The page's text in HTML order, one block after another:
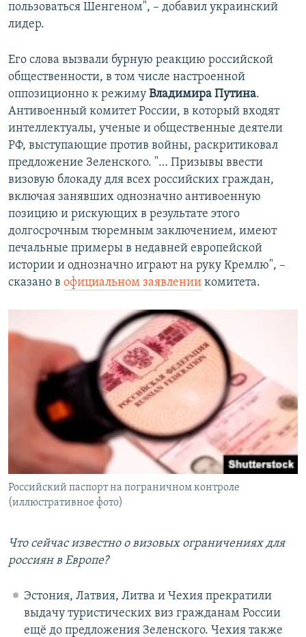
пользоваться Шенгеном", – добавил украинский
лидер.
Его слова вызвали бурную реакцию российской
общественности, в том числе настроенной
оппозиционно к режиму Владимира Путина.
Антивоенный комитет России, в который входят
интеллектуалы, ученые и общественные деятели
РФ, выступающие против войны, раскритиковал
предложение Зеленского. "… Призывы ввести
визовую блокаду для всех российских граждан,
включая занявших однозначно антивоенную
позицию и рискующих в результате этого
долгосрочным тюремным заключением, имеют
печальные примеры в недавней европейской
истории и однозначно играют на руку Кремлю", –
сказано в официальном заявлении комитета.
Российский паспорт на пограничном контроле
(иллюстративное фото)
Что сейчас известно о визовых ограничениях для
россиян в Европе?
Эстония, Латвия, Литва и Чехия прекратили
выдачу туристических виз гражданам России
ещё до предложения Зеленского. Чехия также